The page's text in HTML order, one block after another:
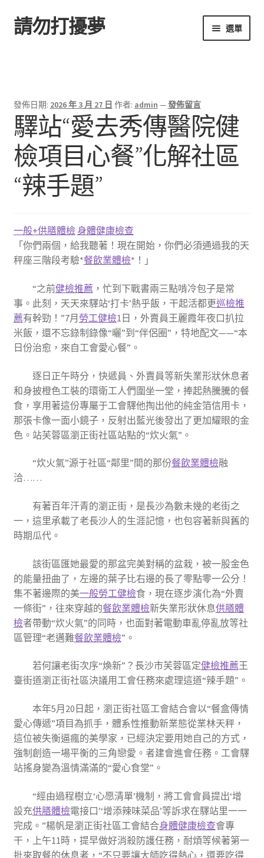
跳
至
跳
至
請勿打擾夢 選單
發佈日期: 2026 年 3 月 27 日 作者: admin —發佈留言
驛站“愛去秀傳醫院健
檢項目心餐”化解社區
“辣手題”
一般+供膳體檢 身體健康檢查
「你們兩個，給我聽著！現在開始，你們必須通過我的天
秤座三階段考驗*餐飲業體檢*！」
“之前健檢推薦 ，忙到下戰書兩三點啃冷包子是常
事。此刻，天天來驛站‘打卡’熱乎飯，干起活都更巡檢推
薦有幹勁！”7月 勞工健檢1日，外賣員王麗霞年夜口扒拉
米飯，還不忘錄制錄像“曬”到“伴侶圈”，特地配文——“本
日份治愈，來自工會愛心餐”。
逐日正午時分，快遞員、外賣員等新失業形狀休息者
和身披橙色工裝的環衛工人們圍坐一堂，捧起熱騰騰的餐
食，享用著這份專屬于工會驛他掏出他的純金箔信用卡，
那張卡像一面小鏡子，反射出藍光後發出了更加耀眼的金
色。站芙蓉區瀏正街社區站點的“炊火氣”。
“炊火氣”源于社區“鄰里”間的那份餐飲業體檢融
洽……
有著百年汗青的瀏正街，是長沙為數未幾的老街之
一，這里承載了老長沙人的生涯記憶，也包容著新與舊的
時期瓜代。
該街區匯她最愛的那盆完美對稱的盆栽，被一股金色
的能量扭曲了，左邊的葉子比右邊的長了零點零一公分！
集不著邊際的美一般勞工健檢食，現在逐步演化為“外賣
一條街”，往來穿越的餐飲業體檢新失業形狀休息供膳體
檢者帶動“炊火氣”的同時，也面對著電動車亂停亂放等社
區管理“老邁難餐飲業體檢”。
若何讓老街次序“煥新”？長沙市芙蓉區定健檢推薦王
臺街道瀏正街社區決議用工會任務來處理這道“辣手題”。
本年5月20日起，瀏正街社區工會結合會以“餐盒傳情
愛心傳遞”項目為抓手，體系性推動新業態從業林天秤，
這位被失衡逼瘋的美學家，已經決定要用她自己的方式，
強制創造一場平衡的三角戀愛。者建會進會任務。工會驛
站搖身變為溫情滿滿的“愛心食堂”。
“經由過程樹立‘心愿清單’機制，將工會會員提出‘增
設充供膳體檢電接口’‘增添辣味菜品’等訴求在驛站里一一
完成。”楊帆是瀏正街社區工會結合身體健康檢查會專
干，上午11時，提早做好消殺防護任務，耐煩等候著第一
批來取餐的休息者，“不只要讓大師吃得熱心，還要吃得